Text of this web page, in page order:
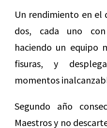
Un rendimiento en el
dos, cada uno
haciendo un equipo
fisuras, y
momentos
Segundo año
Maestros y no